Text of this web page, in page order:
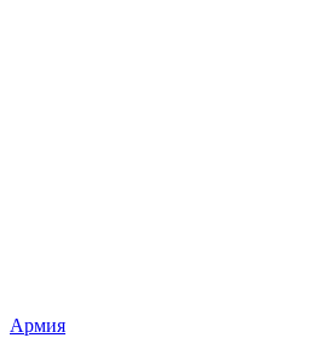
Армия